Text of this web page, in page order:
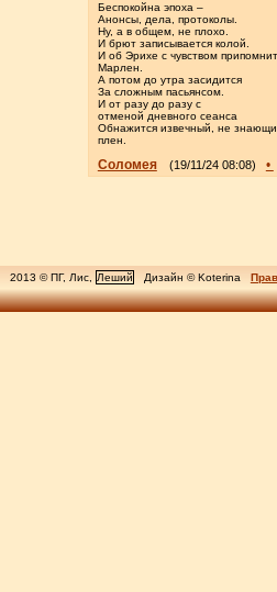
Беспокойна эпоха –
Анонсы, дела, протоколы.
Ну, а в общем, не плохо.
И брют записывается колой.
И об Эрихе с чувством
Марлен.
А потом до утра засидится
За сложным пасьянсом.
И от разу до разу с
отменой дневного сеанса
Обнажится извечный, не
плен.
Соломея (19/11/24 08:08) •
2013 © ПГ, Лис, Леший Дизайн © Koterina